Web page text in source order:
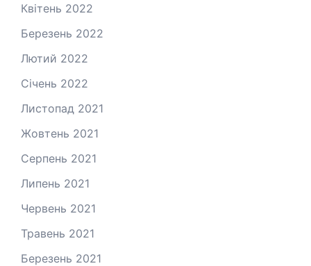
Квітень 2022
Березень 2022
Лютий 2022
Січень 2022
Листопад 2021
Жовтень 2021
Серпень 2021
Липень 2021
Червень 2021
Травень 2021
Березень 2021